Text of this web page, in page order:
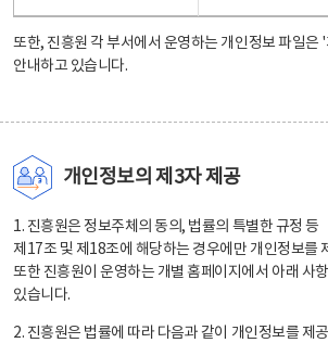
또한, 진흥원 각 부서에서 운영하는 개인정보 파일은 '
안내하고 있습니다.
개인정보의 제3자 제공
1. 진흥원은 정보주체의 동의, 법률의 특별한 규정 등
제17조 및 제18조에 해당하는 경우에만 개인정보를
또한 진흥원이 운영하는 개별 홈페이지에서 아래 사
있습니다.
2. 진흥원은 법률에 따라 다음과 같이 개인정보를 제